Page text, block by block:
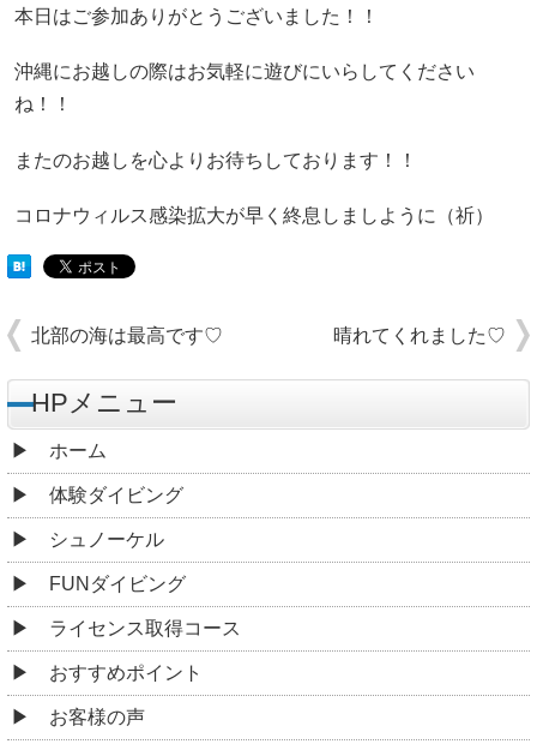
本日はご参加ありがとうございました！！
沖縄にお越しの際はお気軽に遊びにいらしてください
ね！！
またのお越しを心よりお待ちしております！！
コロナウィルス感染拡大が早く終息しましように（祈）
北部の海は最高です♡ 晴れてくれました♡
HPメニュー
ホーム
体験ダイビング
シュノーケル
FUNダイビング
ライセンス取得コース
おすすめポイント
お客様の声